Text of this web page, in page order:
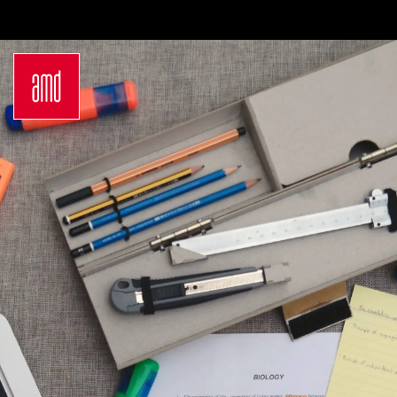
Design
Innenarchitektur
Marken- &
Kommunikationsdesign
Interior Design
Mode Design
Mode &
Designmanagement
Fashion Journalism &
Communication
Sustainability in
Creative Industries
Fashion & Design
Management
Fashion Design
Master
Luxury Management
Generatives Design &
Zulassung
Kosten & Finanzierung
FAQ
Career Development an
der AMD
Networking
International
Auslandsprogramme
für unsere
Studierenden
Internationale
Partnerhochschulen
Studieren in
Deutschland
Studyplus
Deinen Campus entdecken
Düsseldorf